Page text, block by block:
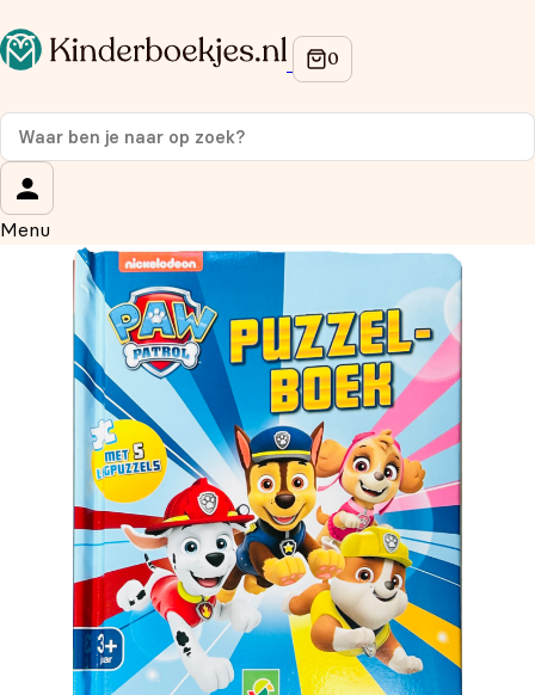
Menu
Op de hoogte blijven van onze acties?
Meld je aan voor onze nieuwsbrief en ontvang
korting
Wat is je voornaam?
Wat is je e-mailadres?
Aanmelden
We gebruiken je gegevens om contact op te nemen, in
overeenstemming met onsprivacybeleid.